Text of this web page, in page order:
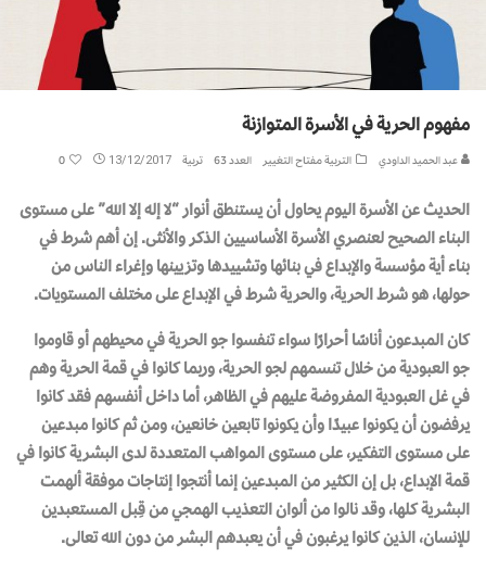
مفهوم الحرية في الأسرة المتوازنة
عبد الحميد الداودي التربية مفتاح التغيير العدد 63 تربية 13/12/2017
0
الحديث عن الأسرة اليوم يحاول أن يستنطق أنوار “لا إله إلا الله” على مستوى
البناء الصحيح لعنصري الأسرة الأساسيين الذكر والأنثى. إن أهم شرط في
بناء أية مؤسسة والإبداع في بنائها وتشييدها وتزيينها وإغراء الناس من
حولها، هو شرط الحرية، والحرية شرط في الإبداع على مختلف المستويات.
كان المبدعون أناسًا أحرارًا سواء تنفسوا جو الحرية في محيطهم أو قاوموا
جو العبودية من خلال تنسمهم لجو الحرية، وربما كانوا في قمة الحرية وهم
في غل العبودية المفروضة عليهم في الظاهر، أما داخل أنفسهم فقد كانوا
يرفضون أن يكونوا عبيدًا وأن يكونوا تابعين خانعين، ومن ثم كانوا مبدعين
على مستوى التفكير، على مستوى المواهب المتعددة لدى البشرية كانوا في
قمة الإبداع، بل إن الكثير من المبدعين إنما أنتجوا إنتاجات موفقة ألهمت
البشرية كلها، وقد نالوا من ألوان التعذيب الهمجي من قِبل المستعبدين
للإنسان، الذين كانوا يرغبون في أن يعبدهم البشر من دون الله تعالى.